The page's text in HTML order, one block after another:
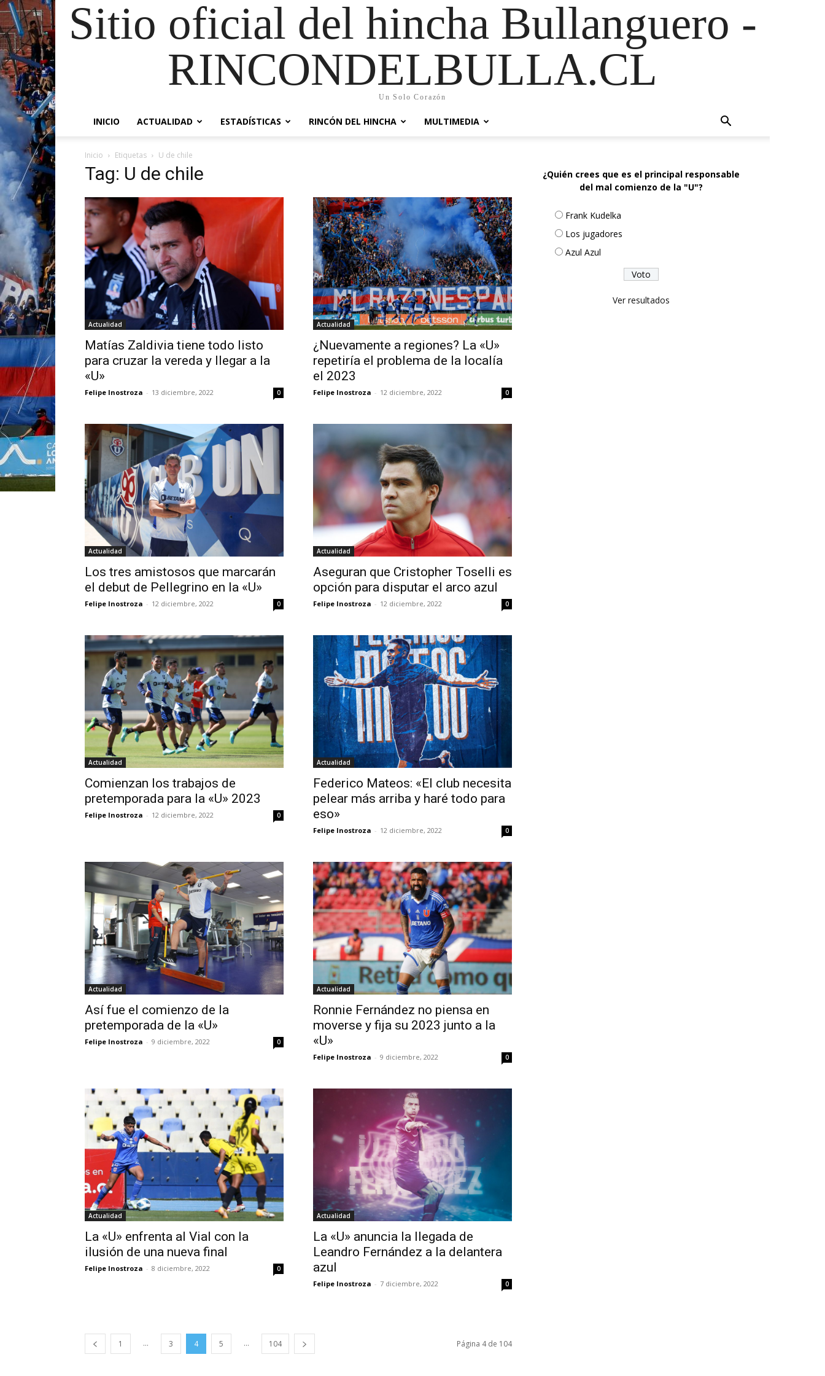
Sitio oficial del hincha Bullanguero -
RINCONDELBULLA.CL
Un Solo Corazón
INICIO ACTUALIDAD ESTADÍSTICAS RINCÓN DEL HINCHA MULTIMEDIA
Inicio Etiquetas U de chile
Tag: U de chile
Actualidad
Matías Zaldivia tiene todo listo
para cruzar la vereda y llegar a la
«U»
Felipe Inostroza - 13 diciembre, 2022 0
Actualidad
¿Nuevamente a regiones? La «U»
repetiría el problema de la localía
el 2023
Felipe Inostroza - 12 diciembre, 2022 0
Actualidad
Los tres amistosos que marcarán
el debut de Pellegrino en la «U»
Felipe Inostroza - 12 diciembre, 2022 0
Actualidad
Aseguran que Cristopher Toselli es
opción para disputar el arco azul
Felipe Inostroza - 12 diciembre, 2022 0
Actualidad
Comienzan los trabajos de
pretemporada para la «U» 2023
Felipe Inostroza - 12 diciembre, 2022 0
Actualidad
Federico Mateos: «El club necesita
pelear más arriba y haré todo para
eso»
Felipe Inostroza - 12 diciembre, 2022 0
Actualidad
Así fue el comienzo de la
pretemporada de la «U»
Felipe Inostroza - 9 diciembre, 2022 0
Actualidad
Ronnie Fernández no piensa en
moverse y fija su 2023 junto a la
«U»
Felipe Inostroza - 9 diciembre, 2022 0
Actualidad
La «U» enfrenta al Vial con la
ilusión de una nueva final
Felipe Inostroza - 8 diciembre, 2022 0
Actualidad
La «U» anuncia la llegada de
Leandro Fernández a la delantera
azul
Felipe Inostroza - 7 diciembre, 2022 0
1 ... 3 4 5 ... 104 Página 4 de 104
¿Quién crees que es el principal responsable
del mal comienzo de la "U"?
Frank Kudelka
Los jugadores
Azul Azul
Ver resultados